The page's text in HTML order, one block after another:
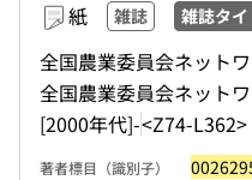
紙 雑誌 雑誌タ
全国農業委員会ネット
全国農業委員会ネット
[2000年代]-<Z74-L362>
著者標目（識別子）